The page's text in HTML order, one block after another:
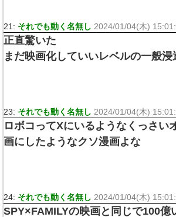
21: それでも動く名無し 2024/01/04(木)
正直驚いた
まだ映画化していいレベルの一般
23: それでも動く名無し 2024/01/04(木)
ロボコってXにいるようなくっさい
画にしたようなクソ漫画よな
24: それでも動く名無し 2024/01/04(木)
SPY×FAMILYの映画と同じで100億